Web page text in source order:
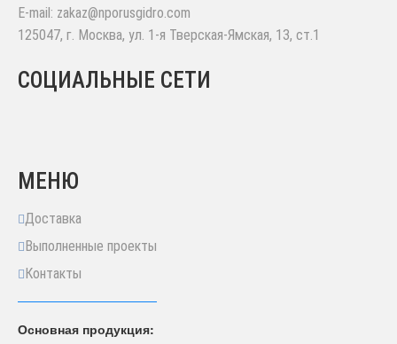
E-mail: zakaz@nporusgidro.com
125047, г. Москва, ул. 1-я Тверская-Ямская, 13, ст.1
СОЦИАЛЬНЫЕ СЕТИ
МЕНЮ
Доставка
Выполненные проекты
Контакты
Основная продукция: